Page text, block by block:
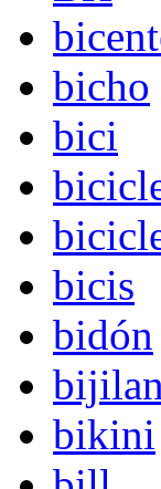
bicho
bici
bicis
bidón
bikini